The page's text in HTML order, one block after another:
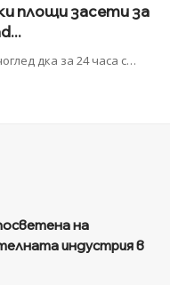
площи засети за
дка за 24 часа с…
на
индустрия в